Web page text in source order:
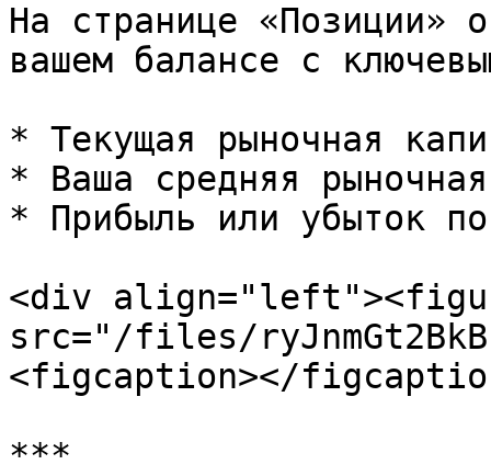
На странице «Позиции»
вашем балансе с
* Текущая рыночная
* Ваша средняя
* Прибыль или убыток
<div
src="/files/
<figcaption></
***